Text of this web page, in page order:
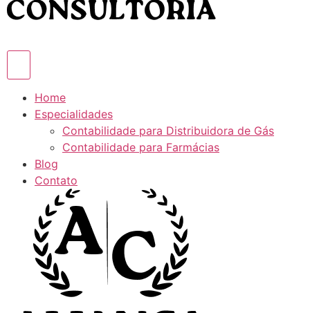
Home
Especialidades
Contabilidade para Distribuidora de Gás
Contabilidade para Farmácias
Blog
Contato